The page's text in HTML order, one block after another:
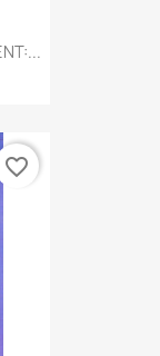
favorite_border